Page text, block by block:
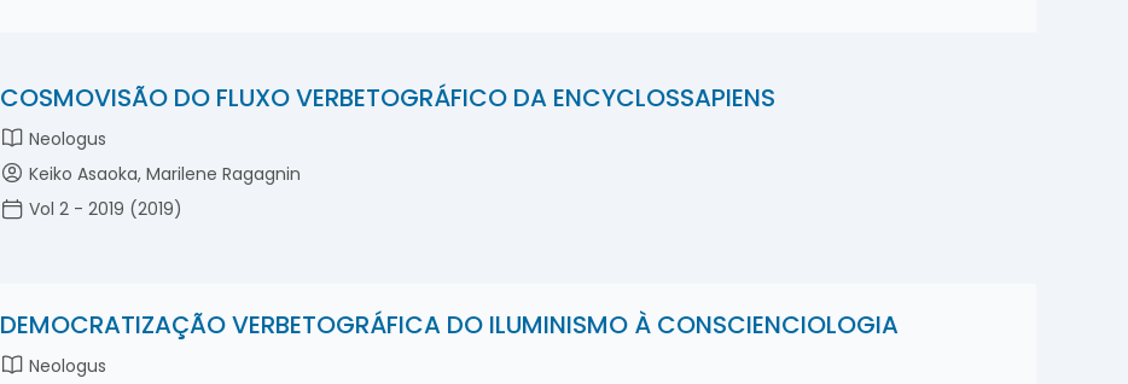
COSMOVISÃO DO FLUXO VERBETOGRÁFICO DA ENCYCLOSSAPIENS
Neologus
Keiko Asaoka, Marilene Ragagnin
Vol 2 - 2019 (2019)
DEMOCRATIZAÇÃO VERBETOGRÁFICA DO ILUMINISMO À CONSCIENCIOLOGIA
Neologus